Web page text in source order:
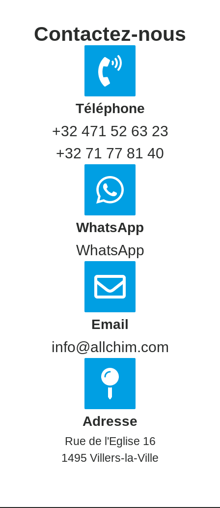
Contactez-nous
Téléphone
+32 471 52 63 23
+32 71 77 81 40
WhatsApp
WhatsApp
Email
info@allchim.com
Adresse
Rue de l'Eglise 16
1495 Villers-la-Ville